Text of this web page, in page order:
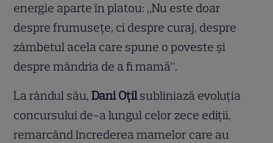
energie aparte în platou: „Nu este doar
despre frumusețe, ci despre curaj, despre
zâmbetul acela care spune o poveste și
despre mândria de a fi mamă”.
La rândul său,Dani Oțilsubliniază evoluția
concursului de-a lungul celor zece ediții,
remarcând încrederea mamelor care au